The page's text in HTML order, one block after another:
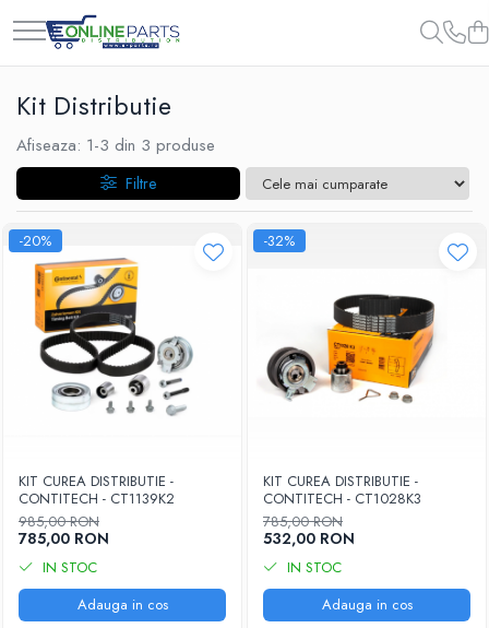
Kit Distributie
Afiseaza: 1-3 din 3 produse
Filtre
-20%
KIT CUREA DISTRIBUTIE -
CONTITECH - CT1139K2
985,00 RON
785,00 RON
IN STOC
Adauga in cos
-32%
KIT CUREA DISTRIBUTIE -
CONTITECH - CT1028K3
785,00 RON
532,00 RON
IN STOC
Adauga in cos